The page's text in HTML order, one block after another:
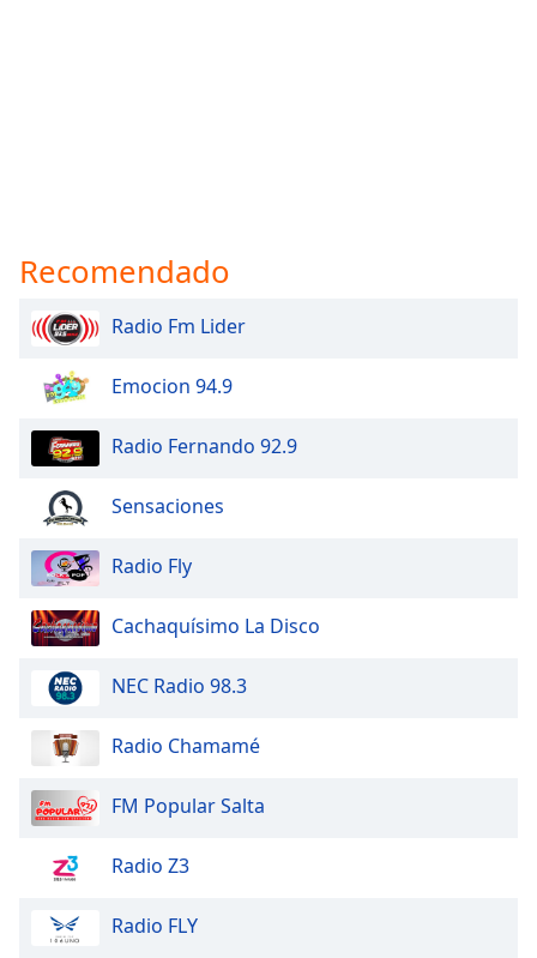
Recomendado
Radio Fm Lider
Emocion 94.9
Radio Fernando 92.9
Sensaciones
Radio Fly
Cachaquísimo La Disco
NEC Radio 98.3
Radio Chamamé
FM Popular Salta
Radio Z3
Radio FLY